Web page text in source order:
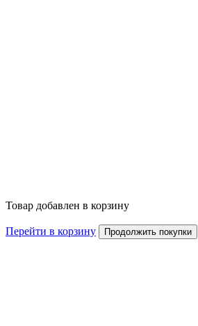
Товар добавлен в корзину
Перейти в корзину Продолжить покупки